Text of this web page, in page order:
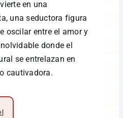
en una
una seductora figura
oscilar entre el amor y
donde el
se entrelazan en
cautivadora.